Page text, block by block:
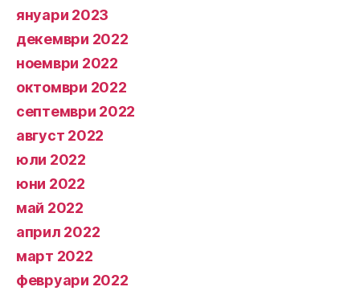
януари 2023
декември 2022
ноември 2022
октомври 2022
септември 2022
август 2022
юли 2022
юни 2022
май 2022
април 2022
март 2022
февруари 2022